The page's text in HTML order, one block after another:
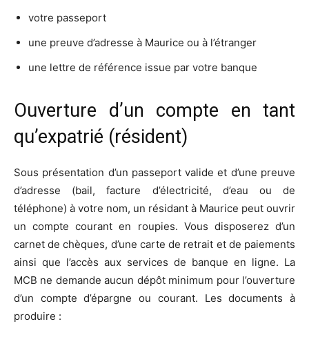
votre passeport
une preuve d’adresse à Maurice ou à l’étranger
une lettre de référence issue par votre banque
Ouverture d’un compte en tant
qu’expatrié (résident)
Sous présentation d’un passeport valide et d’une preuve
d’adresse (bail, facture d’électricité, d’eau ou de
téléphone) à votre nom, un résidant à Maurice peut ouvrir
un compte courant en roupies. Vous disposerez d’un
carnet de chèques, d’une carte de retrait et de paiements
ainsi que l’accès aux services de banque en ligne. La
MCB ne demande aucun dépôt minimum pour l’ouverture
d’un compte d’épargne ou courant. Les documents à
produire :